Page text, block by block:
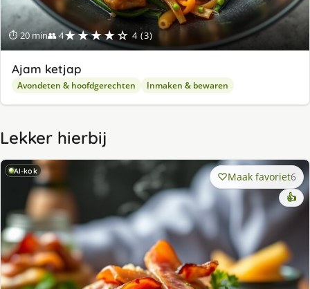
⏱ 20 min👥 4★★★★☆ 4 (3)
Ajam ketjap
Avondeten & hoofdgerechten Inmaken & bewaren
Lekker hierbij
AI-kok Maak favoriet6
👍